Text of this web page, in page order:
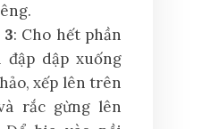
3: Cho hết phần
đập dập xuống
xếp lên trên
rắc gừng lên